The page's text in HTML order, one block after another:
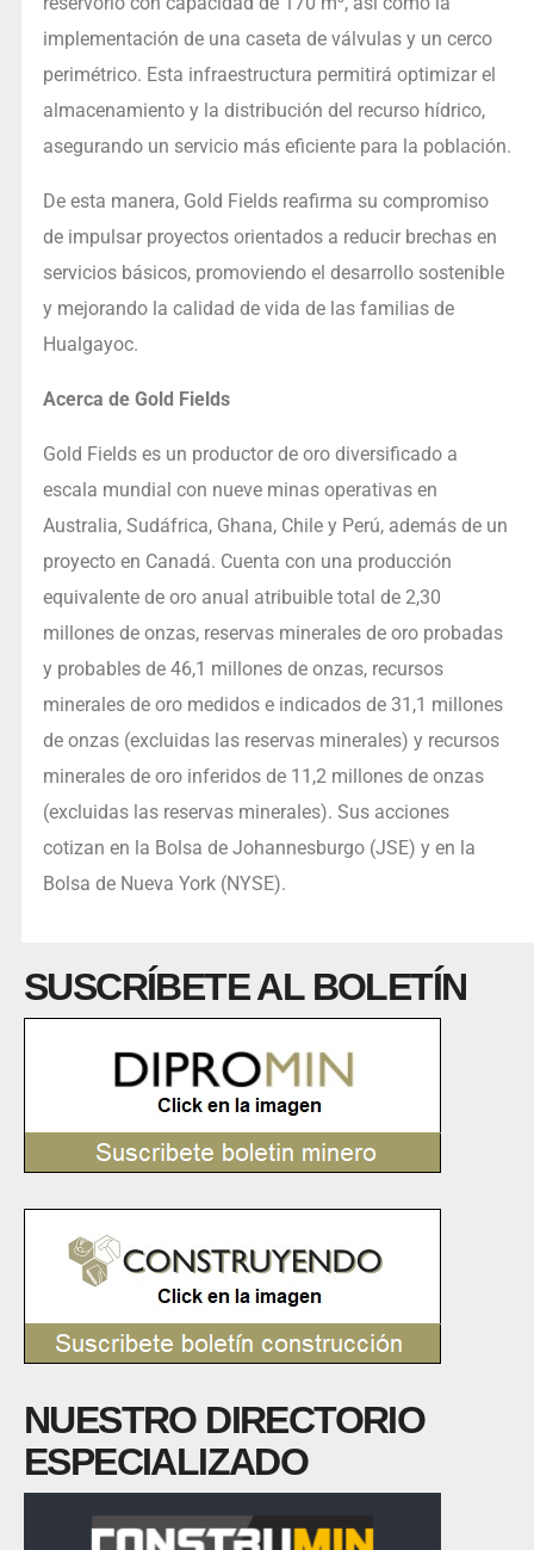
implementación de una caseta de válvulas y un cerco
perimétrico. Esta infraestructura permitirá optimizar el
almacenamiento y la distribución del recurso hídrico,
asegurando un servicio más eficiente para la población.
De esta manera, Gold Fields reafirma su compromiso
de impulsar proyectos orientados a reducir brechas en
servicios básicos, promoviendo el desarrollo sostenible
y mejorando la calidad de vida de las familias de
Hualgayoc.
Acerca de Gold Fields
Gold Fields es un productor de oro diversificado a
escala mundial con nueve minas operativas en
Australia, Sudáfrica, Ghana, Chile y Perú, además de un
proyecto en Canadá. Cuenta con una producción
equivalente de oro anual atribuible total de 2,30
millones de onzas, reservas minerales de oro probadas
y probables de 46,1 millones de onzas, recursos
minerales de oro medidos e indicados de 31,1 millones
de onzas (excluidas las reservas minerales) y recursos
minerales de oro inferidos de 11,2 millones de onzas
(excluidas las reservas minerales). Sus acciones
cotizan en la Bolsa de Johannesburgo (JSE) y en la
Bolsa de Nueva York (NYSE).
SUSCRÍBETE AL BOLETÍN
NUESTRO DIRECTORIO
ESPECIALIZADO